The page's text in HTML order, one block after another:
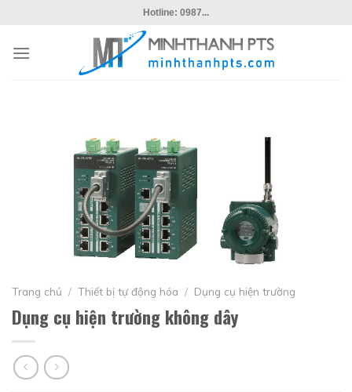
content
Hotline: 0987...
Trang chủ / Thiết bị tự động hóa / Dụng cụ hiện trường
Dụng cụ hiện trường không dây